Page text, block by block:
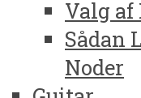
Valg
Sådan
Noder